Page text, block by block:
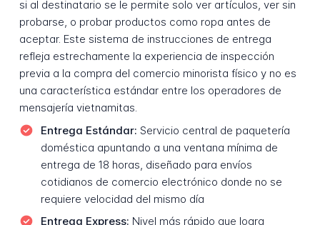
si al destinatario se le permite solo ver artículos, ver sin
probarse, o probar productos como ropa antes de
aceptar. Este sistema de instrucciones de entrega
refleja estrechamente la experiencia de inspección
previa a la compra del comercio minorista físico y no es
una característica estándar entre los operadores de
mensajería vietnamitas.
Entrega Estándar: Servicio central de paquetería
doméstica apuntando a una ventana mínima de
entrega de 18 horas, diseñado para envíos
cotidianos de comercio electrónico donde no se
requiere velocidad del mismo día
Entrega Express: Nivel más rápido que logra